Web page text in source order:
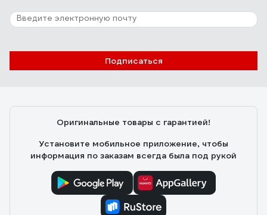
Подписаться
Оригинальные товары с гарантией!
Установите мобильное приложение, чтобы
информация по заказам всегда была под рукой